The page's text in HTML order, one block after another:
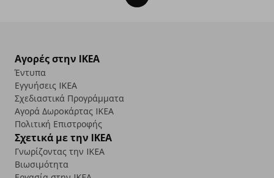
Αγορές στην IKEA
Έντυπα
Εγγυήσεις IKEA
Σχεδιαστικά Προγράμματα
Αγορά Δωρoκάρτας IKEA
Πολιτική Επιστροφής
Σχετικά με την IKEA
Γνωρίζοντας την IKEA
Βιωσιμότητα